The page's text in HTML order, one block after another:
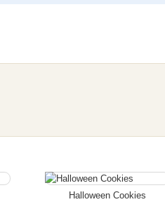
Halloween Cookies